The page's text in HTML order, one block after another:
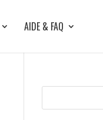
AIDE & FAQ